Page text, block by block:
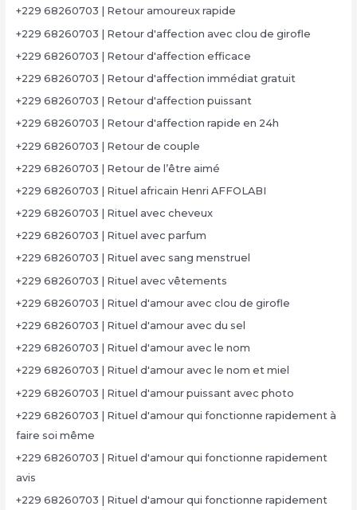
+229 68260703 | Retour amoureux rapide
+229 68260703 | Retour d'affection avec clou de girofle
+229 68260703 | Retour d'affection efficace
+229 68260703 | Retour d'affection immédiat gratuit
+229 68260703 | Retour d'affection puissant
+229 68260703 | Retour d'affection rapide en 24h
+229 68260703 | Retour de couple
+229 68260703 | Retour de l’être aimé
+229 68260703 | Rituel africain Henri AFFOLABI
+229 68260703 | Rituel avec cheveux
+229 68260703 | Rituel avec parfum
+229 68260703 | Rituel avec sang menstruel
+229 68260703 | Rituel avec vêtements
+229 68260703 | Rituel d'amour avec clou de girofle
+229 68260703 | Rituel d'amour avec du sel
+229 68260703 | Rituel d'amour avec le nom
+229 68260703 | Rituel d'amour avec le nom et miel
+229 68260703 | Rituel d'amour puissant avec photo
+229 68260703 | Rituel d'amour qui fonctionne rapidement à
faire soi même
+229 68260703 | Rituel d'amour qui fonctionne rapidement
avis
+229 68260703 | Rituel d'amour qui fonctionne rapidement